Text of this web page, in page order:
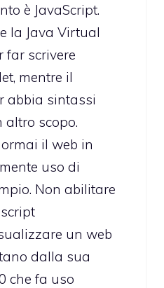
è JavaScript.
la Java Virtual
far scrivere
mentre il
abbia sintassi
altro scopo.
il web in
uso di
Non abilitare
un web
dalla sua
che fa uso